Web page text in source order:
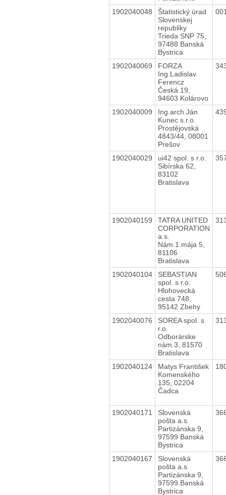
1902040048
Štatistický úrad
Slovenskej
republiky
Trieda SNP 75,
97488 Banská
Bystrica
1902040069
FORZA
Ing.Ladislav
Ferencz
Česká 19,
94603 Kolárovo
1902040009
Ing.arch.Ján
Kunec s.r.o.
Prostějovská
4843/44, 08001
Prešov
1902040029
ui42 spol. s r.o.
Sibírska 62,
83102
Bratislava
1902040159
TATRA UNITED
CORPORATION
a.s.
Nám.1.mája 5,
81106
Bratislava
1902040104
SEBASTIAN
spol. s r.o.
Hlohovecká
cesta 748,
95142 Zbehy
1902040076
SOREA spol. s
r.o.
Odborárske
nám.3, 81570
Bratislava
1902040124
Matys František
Komenského
135, 02204
Čadca
1902040171
Slovenská
pošta a.s.
Partizánska 9,
97599 Banská
Bystrica
1902040167
Slovenská
pošta a.s.
Partizánska 9,
97599 Banská
Bystrica